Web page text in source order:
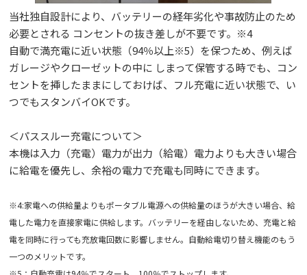
当社独自設計により、バッテリーの経年劣化や事故防止のため
必要とされる コンセントの抜き差しが不要です。※4
自動で満充電に近い状態（94％以上※5）を保つため、例えば
ガレージやクローゼットの中に しまって保管する時でも、コン
セントを挿したままにしておけば、フル充電に近い状態で、い
つでもスタンバイOKです。
＜パススルー充電について＞
本機は入力（充電）電力が出力（給電）電力よりも大きい場合
に給電を優先し、余裕の電力で充電も同時にできます。
※4:家電への供給量よりもポータブル電源への供給量のほうが大きい場合、給
電した電力を直接家電に供給します。バッテリーを経由しないため、充電と給
電を同時に行っても充放電回数に影響しません。自動給電切り替え機能のもう
一つのメリットです。